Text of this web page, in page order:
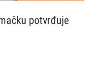
potvrđuje